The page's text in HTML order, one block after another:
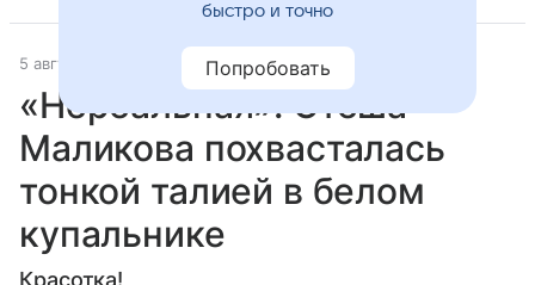
5 августа 2024 Светская жизнь
«Нереальная»: Стеша
Маликова похвасталась
тонкой талией в белом
купальнике
Красотка!
быстро и точно
Попробовать